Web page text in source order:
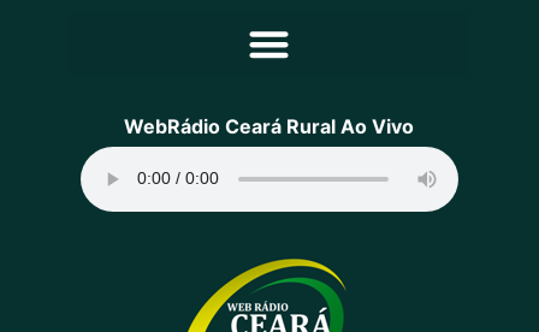
Principal
Programação
Equipe
Contato
WebRádio Ceará Rural Ao Vivo